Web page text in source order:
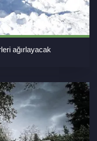
ağırlayacak